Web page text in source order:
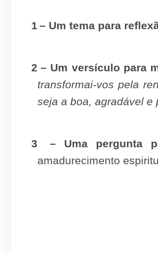
1 – Um tema para
2 – Um versículo para
transformai-vos pela
seja a boa, agradável e
3 – Uma pergunta
amadurecimento